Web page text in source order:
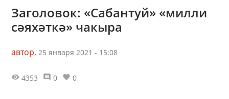
Заголовок: «Сабантуй» «милли
сәяхәткә» чакыра
автор, 25 января 2021 - 15:08
4353 0 0